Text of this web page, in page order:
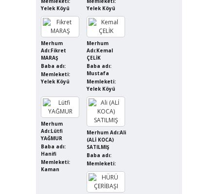
Yelek Köyü
Yelek Köyü
Merhum
Adı:Fikret
MARAŞ
Baba adı:
Memleketi:
Yelek Köyü
Merhum
Adı:Kemal
ÇELİK
Baba adı:
Mustafa
Memleketi:
Yelek Köyü
Merhum
Adı:Lütfi
YAĞMUR
Baba adı:
Hanifi
Memleketi:
Kaman
Merhum Adı:Ali
(ALİ KOCA)
SATILMIŞ
Baba adı:
Memleketi: